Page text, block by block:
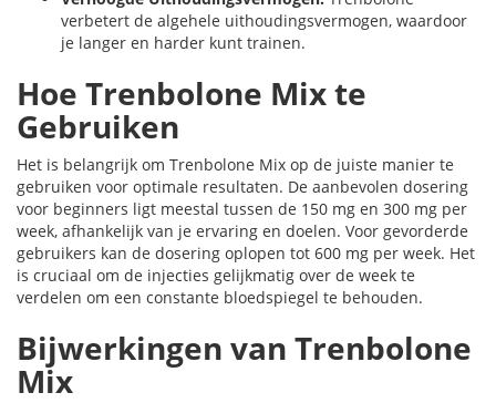
verbetert de algehele uithoudingsvermogen, waardoor
je langer en harder kunt trainen.
Hoe Trenbolone Mix te
Gebruiken
Het is belangrijk om Trenbolone Mix op de juiste manier te
gebruiken voor optimale resultaten. De aanbevolen dosering
voor beginners ligt meestal tussen de 150 mg en 300 mg per
week, afhankelijk van je ervaring en doelen. Voor gevorderde
gebruikers kan de dosering oplopen tot 600 mg per week. Het
is cruciaal om de injecties gelijkmatig over de week te
verdelen om een constante bloedspiegel te behouden.
Bijwerkingen van Trenbolone
Mix